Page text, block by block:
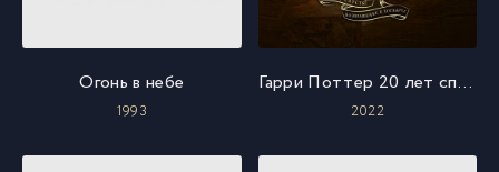
Огонь в небе
1993
Гарри Поттер 20 лет спустя: возвращение в Хогвартс
2022